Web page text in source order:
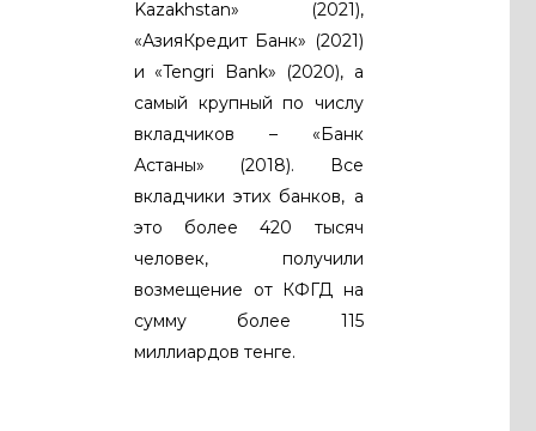
Kazakhstan» (2021),
«АзияКредит Банк» (2021)
и «Tengri Bank» (2020), а
самый крупный по числу
вкладчиков – «Банк
Астаны» (2018). Все
вкладчики этих банков, а
это более 420 тысяч
человек, получили
возмещение от КФГД на
сумму более 115
миллиардов тенге.